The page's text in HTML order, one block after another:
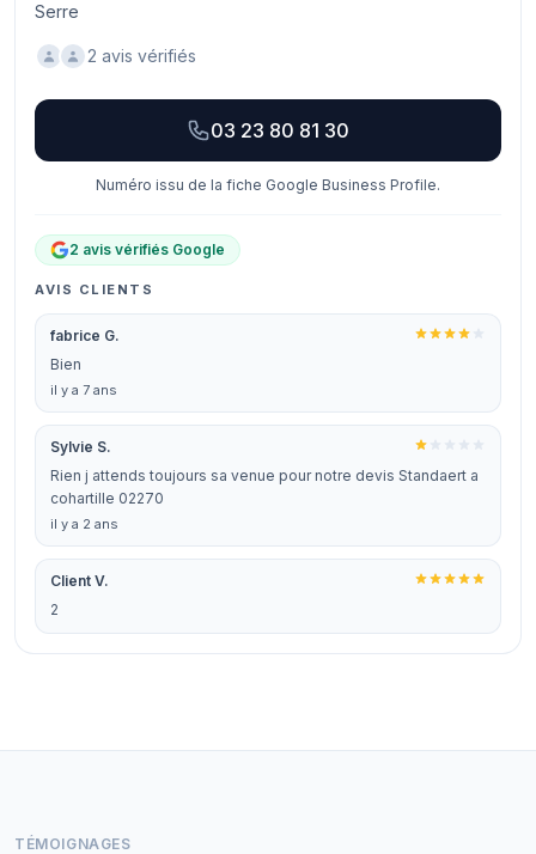
Serre
2 avis vérifiés
03 23 80 81 30
Numéro issu de la fiche Google Business Profile.
2 avis vérifiés Google
AVIS CLIENTS
fabrice G.
Bien
il y a 7 ans
Sylvie S.
Rien j attends toujours sa venue pour notre devis Standaert a
cohartille 02270
il y a 2 ans
Client V.
2
TÉMOIGNAGES